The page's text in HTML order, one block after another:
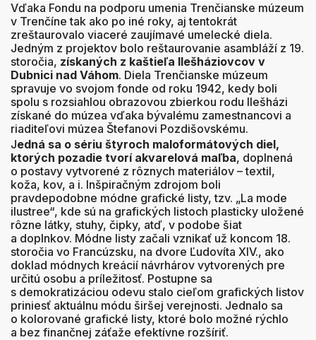
Vďaka Fondu na podporu umenia Trenčianske múzeum
v Trenčíne tak ako po iné roky, aj tentokrát
zreštaurovalo viaceré zaujímavé umelecké diela.
Jedným z projektov bolo reštaurovanie asambláží z 19.
storočia, získaných z kaštieľa Ilešháziovcov v
Dubnici nad Váhom. Diela Trenčianske múzeum
spravuje vo svojom fonde od roku 1942, kedy boli
spolu s rozsiahlou obrazovou zbierkou rodu Ilešházi
získané do múzea vďaka bývalému zamestnancovi a
riaditeľovi múzea Štefanovi Pozdišovskému.
Jedná sa o sériu štyroch maloformátových diel,
ktorých pozadie tvorí akvarelová maľba, doplnená
o postavy vytvorené z rôznych materiálov – textil,
koža, kov, a i. Inšpiračným zdrojom boli
pravdepodobne módne grafické listy, tzv. „La mode
ilustree“, kde sú na grafických listoch plasticky uložené
rôzne látky, stuhy, čipky, atď, v podobe šiat
a doplnkov. Módne listy začali vznikať už koncom 18.
storočia vo Francúzsku, na dvore Ľudovíta XIV., ako
doklad módnych kreácií návrhárov vytvorených pre
určitú osobu a príležitosť. Postupne sa
s demokratizáciou odevu stalo cieľom grafických listov
priniesť aktuálnu módu širšej verejnosti. Jednalo sa
o kolorované grafické listy, ktoré bolo možné rýchlo
a bez finančnej záťaže efektívne rozšíriť.